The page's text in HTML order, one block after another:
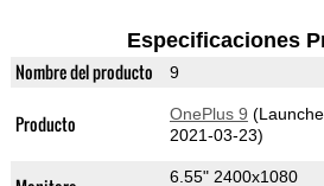
Especificaciones
Nombre del producto 9
Producto OnePlus 9
2021-03-23)
6.55" 2400x1080